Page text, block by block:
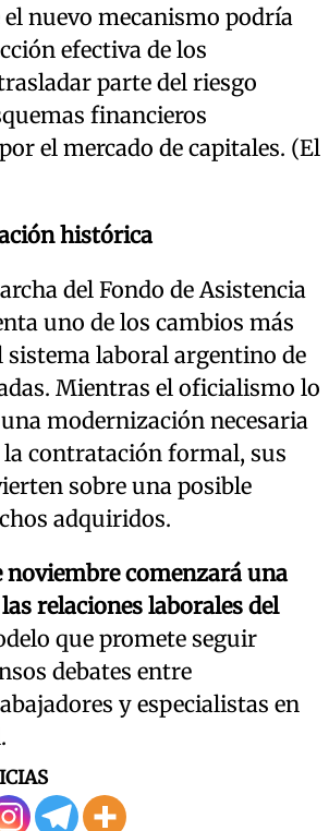
nuevo mecanismo podría
efectiva de los
parte del riesgo
financieros
el mercado de capitales. (El
histórica
del Fondo de Asistencia
uno de los cambios más
sistema laboral argentino de
Mientras el oficialismo lo
modernización necesaria
contratación formal, sus
sobre una posible
adquiridos.
noviembre comenzará una
relaciones laborales del
que promete seguir
debates entre
y especialistas en